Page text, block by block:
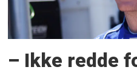
– Ikke redde